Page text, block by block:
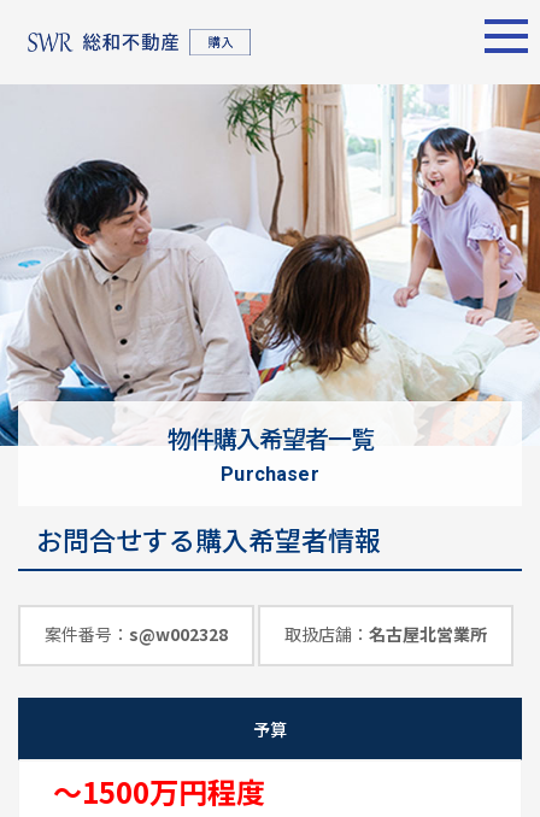
名古屋エリア
物件検索
物件一覧
東京エリア
物件検索
物件一覧
エリア別
名古屋エリア
不動産売却
について
購入希望者
情報一覧
について
購入希望者
情報一覧
売却サポート
シーンごとの売却
売り方のメリット・デメ
リット
買い替えの流れ
売却実績
戸建てを高く売るための
土地を高く売るためのポ
めのポイント
物件購入希望者一覧
purchaser
お問合せする購入希望者情報
案件番号： s@w002328 取扱店舗： 名古屋北営業所
予算
～1500万円程度